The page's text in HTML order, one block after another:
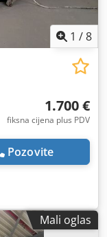
1 /8
1.700 €
fiksna cijena plus PDV
Pozovite
Mali oglas